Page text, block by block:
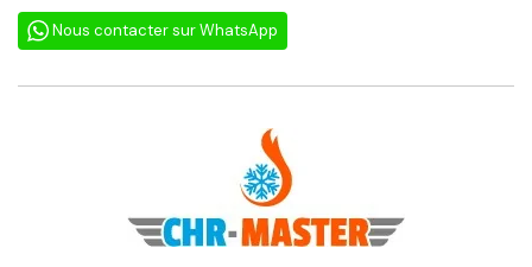
Nous contacter sur WhatsApp